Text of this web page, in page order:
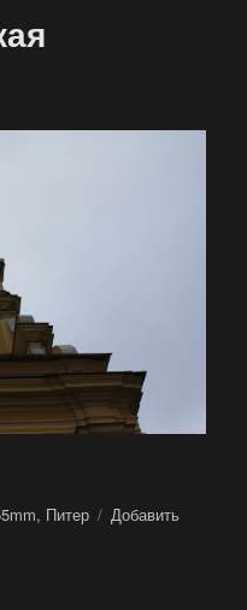
крепость»
, Питер
Добавить